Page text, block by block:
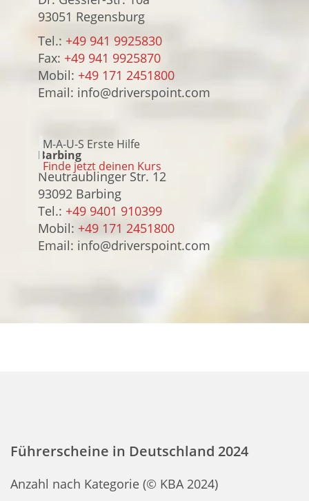
93051 Regensburg
Tel.: +49 941 9925830
Fax: +49 941 9925870
Mobil: +49 171 2451800
Email: info@driverspoint.com
Barbing
Neutraublinger Str. 12
93092 Barbing
Tel.: +49 9401 910399
Mobil: +49 171 2451800
Email: info@driverspoint.com
Führerscheine in Deutschland 2024
Anzahl nach Kategorie (© KBA 2024)
M-A-U-S Erste Hilfe
Finde jetzt deinen Kurs